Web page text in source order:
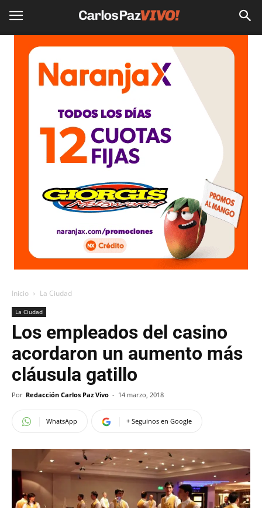
Inicio La Ciudad
La Ciudad
Los empleados del casino
acordaron un aumento más
cláusula gatillo
Por Redacción Carlos Paz Vivo - 14 marzo, 2018
WhatsApp + Seguinos en Google